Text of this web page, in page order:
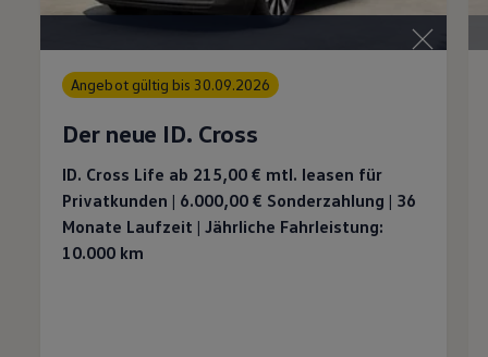
Angebot gültig bis 30.09.2026
Der neue ID. Cross
ID. Cross Life ab 215,00 € mtl. leasen für
Privatkunden | 6.000,00 € Sonderzahlung | 36
Monate Laufzeit | Jährliche Fahrleistung:
10.000 km